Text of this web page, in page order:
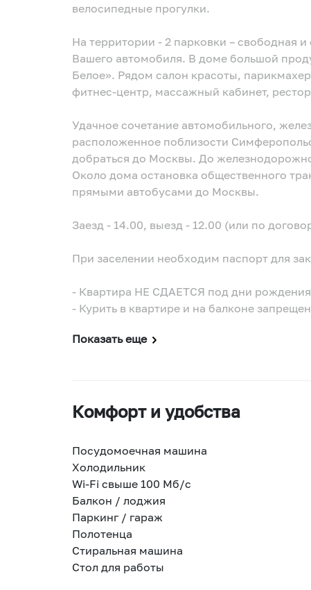
велосипедные прогулки.
На территории - 2 парковки – свободная и
Вашего автомобиля. В доме большой
Белое». Рядом салон красоты, парикмахерская, места для барбекю, спа-клуб и
фитнес-центр, массажный кабинет,
Удачное сочетание автомобильного,
расположенное поблизости
добраться до Москвы. До
Около дома остановка общественного
прямыми автобусами до Москвы.
Заезд - 14.00, выезд - 12.00 (или по
При заселении необходим паспорт для
- Квартира НЕ СДАЕТСЯ под дни
- Курить в квартире и на балконе
Показать еще
Комфорт и удобства
Посудомоечная машина
Холодильник
Wi-Fi свыше 100 Мб/с
Балкон / лоджия
Паркинг / гараж
Полотенца
Стиральная машина
Стол для работы